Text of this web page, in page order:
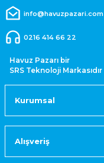
info@havuzpazari.com
0216 414 66 22
Havuz Pazarı bir
SRS Teknoloji Markasıdır
Kurumsal
Alışveriş